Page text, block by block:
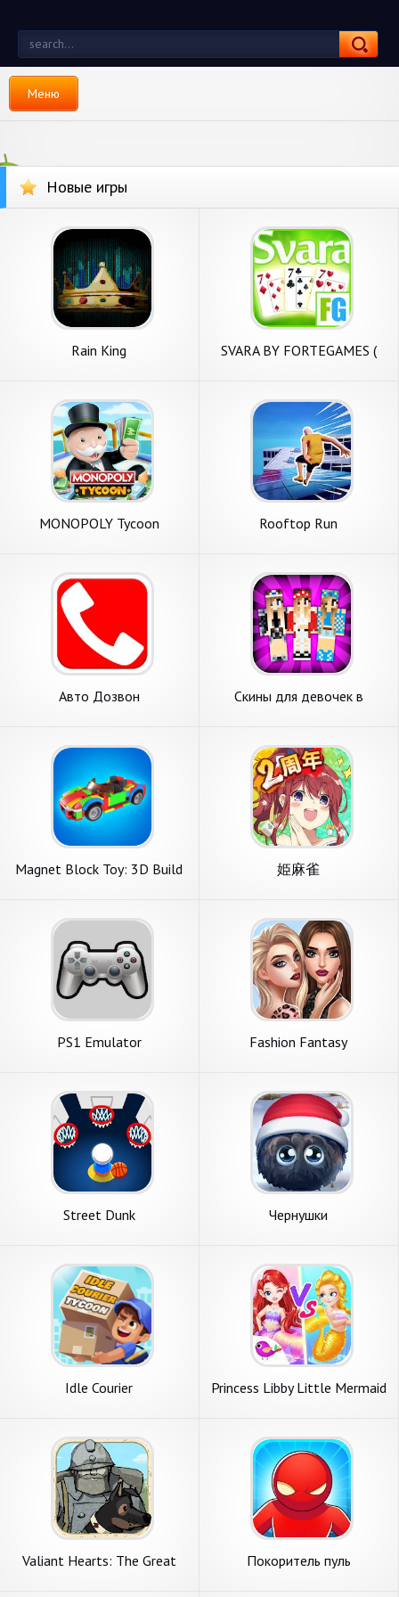
Меню
Новые игры
Rain King
SVARA BY FORTEGAMES (
MONOPOLY Tycoon Rooftop Run
Авто Дозвон
Скины для девочек в
Magnet Block Toy: 3D Build 姫麻雀
PS1 Emulator Fashion Fantasy
Street Dunk Чернушки
Idle Courier Princess Libby Little Mermaid
Valiant Hearts: The Great
Покоритель пуль